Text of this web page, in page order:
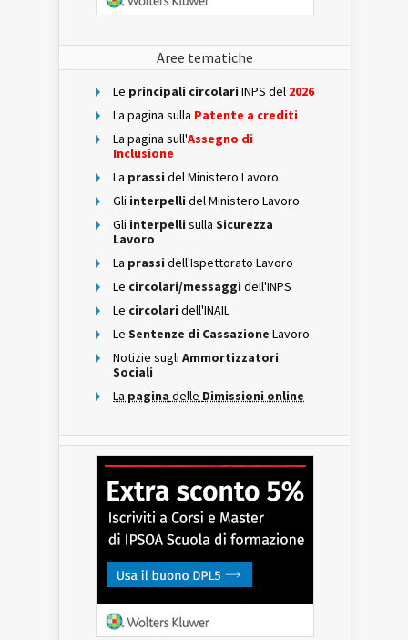
Aree tematiche
Le principali circolari INPS del 2026
La pagina sulla Patente a crediti
La pagina sull'Assegno di
Inclusione
La prassi del Ministero Lavoro
Gli interpelli del Ministero Lavoro
Gli interpelli sulla Sicurezza
Lavoro
La prassi dell'Ispettorato Lavoro
Le circolari/messaggi dell'INPS
Le circolari dell'INAIL
Le Sentenze di Cassazione Lavoro
Notizie sugli Ammortizzatori
Sociali
La pagina delle Dimissioni online